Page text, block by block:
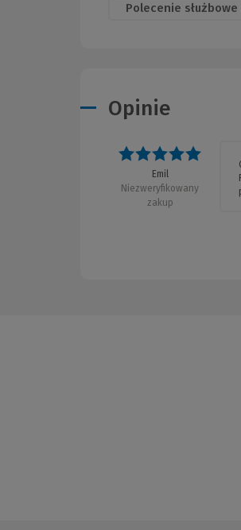
Polecenie
Opinie
Emil
Niezweryfikowany
zakup